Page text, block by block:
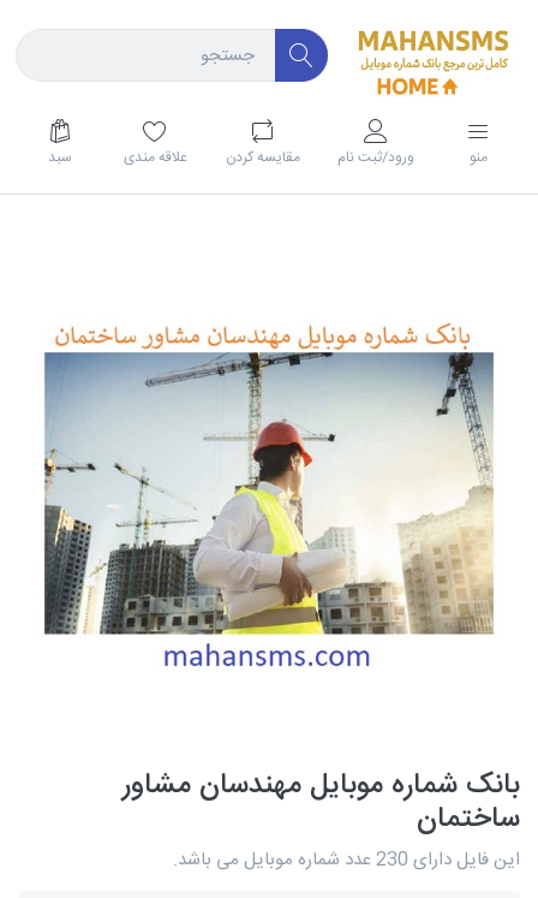
منو ورود/ثبت نام مقايسه كردن علاقه مندی سبد
بانک شماره موبایل مهندسان مشاور
ساختمان
این فایل دارای 230 عدد شماره موبایل می باشد.